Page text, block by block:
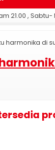
21.00 ,
harmonika di